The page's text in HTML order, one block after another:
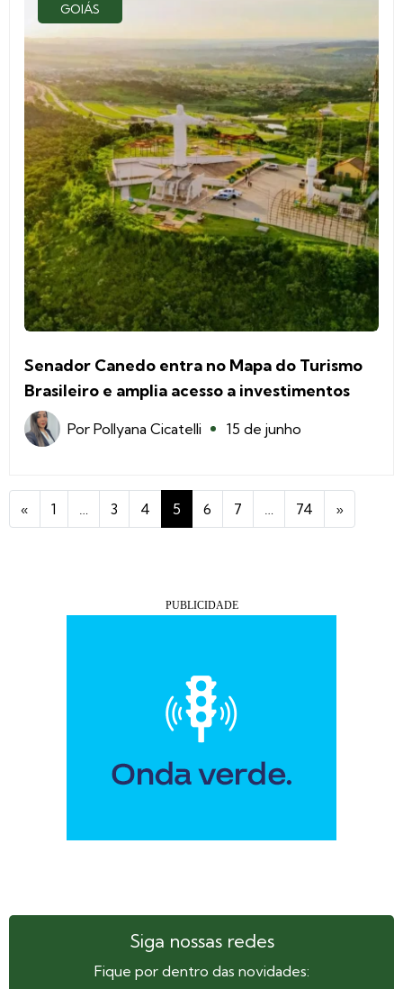
GOIÁS
Senador Canedo entra no Mapa do Turismo
Brasileiro e amplia acesso a investimentos
Por Pollyana Cicatelli 15 de junho
« 1 … 3 4 5 6 7 … 74 »
Siga nossas redes
Fique por dentro das novidades: